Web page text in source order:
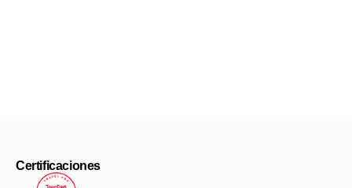
Certificaciones